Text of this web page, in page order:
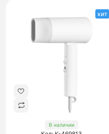
хит
В наличии